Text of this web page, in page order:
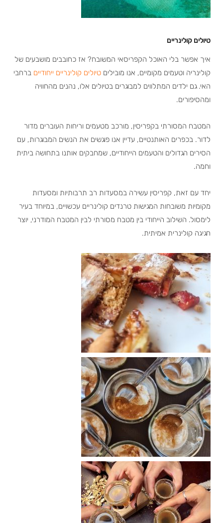
טיולים קולינריים
איך אפשר בלי האוכל הקפריסאי המשובח? אז כחובבים מושבעים של
קולינריה וטעמים מקומיים, אנו מובילים טיולים קולינריים ייחודיים ברחבי
האי. גם ילדים המתלווים למבוגרים בטיולים אלו, נהנים מהחוויה
ומהסיפורים.
המטבח המסורתי בקפריסין, מורכב מטעמים וריחות העוברים מדור
לדור. בכפרים האותנטיים, עדיין אנו פוגשים את הנשים המבוגרות, עם
הסירים הגדולים והטעמים הייחודיים, שמחבקים אותנו בתחושה ביתית
וחמה.
יחד עם זאת, קפריסין עשירה במסעדות רב תרבותיות ומסעדות
מקומיות משובחות המגישות טרנדים קולינריים עכשויים, במיוחד בעיר
לימסול. השילוב הייחודי בין מטבח מסורתי לבין המטבח המודרני, יוצר
חגיגה קולינרית אמיתית.